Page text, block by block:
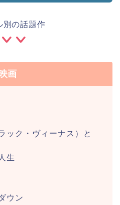
別の話題作
画
ク・ヴィーナス）と
生
ウン